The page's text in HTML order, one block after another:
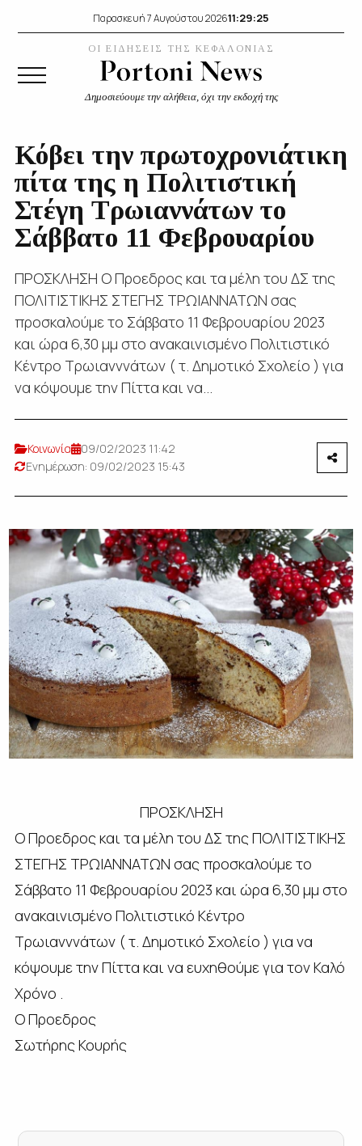
Παρασκευή 7 Αυγούστου 202611:29:25
ΟΙ ΕΙΔΗΣΕΙΣ ΤΗΣ ΚΕΦΑΛΟΝΙΑΣ
Δημοσιεύουμε την αλήθεια, όχι την εκδοχή της
Κόβει την πρωτοχρονιάτικη
πίτα της η Πολιτιστική
Στέγη Τρωιαννάτων το
Σάββατο 11 Φεβρουαρίου
ΠΡΟΣΚΛΗΣΗ Ο Προεδρος και τα μέλη του ΔΣ της
ΠΟΛΙΤΙΣΤΙΚΗΣ ΣΤΕΓΗΣ ΤΡΩΙΑΝΝΑΤΩΝ σας
προσκαλούμε το Σάββατο 11 Φεβρουαρίου 2023
και ώρα 6,30 μμ στο ανακαινισμένο Πολιτιστικό
Κέντρο Τρωιανννάτων ( τ. Δημοτικό Σχολείο ) για
να κόψουμε την Πίττα και να...
Κοινωνία
09/02/2023 11:42
Ενημέρωση: 09/02/2023 15:43
ΠΡΟΣΚΛΗΣΗ
Ο Προεδρος και τα μέλη του ΔΣ της ΠΟΛΙΤΙΣΤΙΚΗΣ
ΣΤΕΓΗΣ ΤΡΩΙΑΝΝΑΤΩΝ σας προσκαλούμε το
Σάββατο 11 Φεβρουαρίου 2023 και ώρα 6,30 μμ στο
ανακαινισμένο Πολιτιστικό Κέντρο
Τρωιανννάτων ( τ. Δημοτικό Σχολείο ) για να
κόψουμε την Πίττα και να ευχηθούμε για τον Καλό
Χρόνο .
Ο Προεδρος
Σωτήρης Κουρής